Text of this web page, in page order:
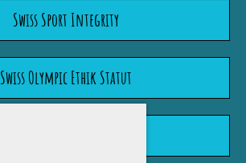
Swiss Sport Integrity
Swiss Olympic Ethik Statut